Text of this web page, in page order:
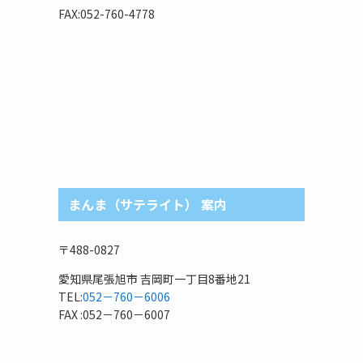
FAX:052-760-4778
まんま（サテライト） 案内
〒488-0827
愛知県尾張旭市 吉岡町一丁目8番地21
TEL:052－760－6006
FAX :052－760－6007